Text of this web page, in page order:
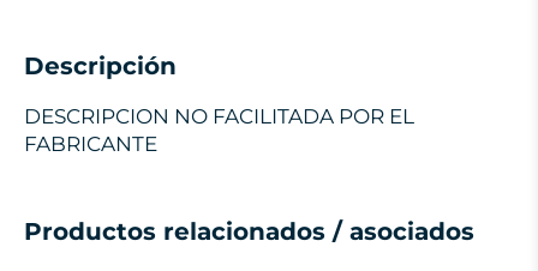
Descripción
DESCRIPCION NO FACILITADA POR EL
FABRICANTE
Productos relacionados / asociados